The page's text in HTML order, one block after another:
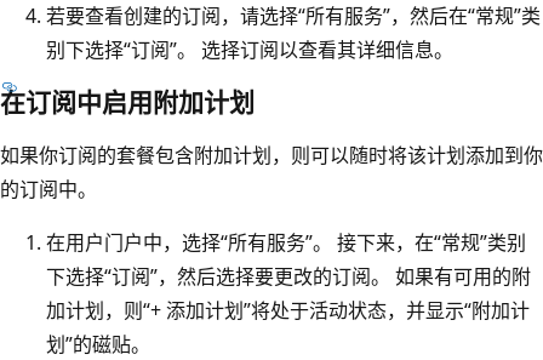
若要查看创建的订阅，请选择“所有服务”，然后在“常规”类
别下选择“订阅”。 选择订阅以查看其详细信息。
在订阅中启用附加计划
如果你订阅的套餐包含附加计划，则可以随时将该计划添加到你
的订阅中。
在用户门户中，选择“所有服务”。
接下来，在“常规”类别
下选择“订阅”，然后选择要更改的订阅。 如果有可用的附
加计划，则“+ 添加计划”将处于活动状态，并显示“附加计
划”的磁贴。